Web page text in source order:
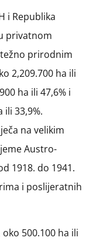
i Republika
privatnom
prirodnim
2,209.700 ha ili
ha ili 47,6% i
ili 33,9%.
na velikim
Austro-
1918. do 1941.
i poslijeratnih
500.100 ha ili